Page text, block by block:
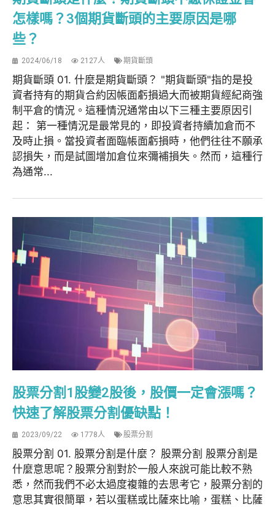
怎樣嗎？3個期貨斷頭的主要原因是哪
些？
2024/06/18 2127人 期貨斷頭
期貨斷頭 01. 什麼是期貨斷頭？ "期貨斷頭"指的是投
資者持有的期貨合約因帳面虧損過大而被期貨經紀商強
制平倉的情況。這種情況通常由以下三種主要原因引
起： 第一種情況是最常見的，即投資者持續加倉而不
及時止損。當投資者面臨帳面虧損時，他們往往不願承
認損失，而是試圖增加倉位來彌補損失。然而，這種行
為通常...
股票分割1股變2股後，股價一定會漲嗎？
快速了解股票分割優缺點！
2023/09/22 1778人 股票分割
股票分割 01. 股票分割是什麼？ 股票分割 股票分割是
什麼意思呢？股票分割對於一般人來說可能比較不熟
悉，然而我們不必太過度複雜的去思考它，股票分割的
意思其實很簡單，若以蛋糕或比薩來比喻，蛋糕、比薩